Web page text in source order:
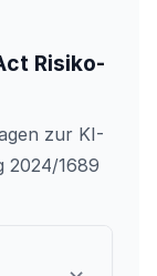
Risiko-
zur KI-
2024/1689